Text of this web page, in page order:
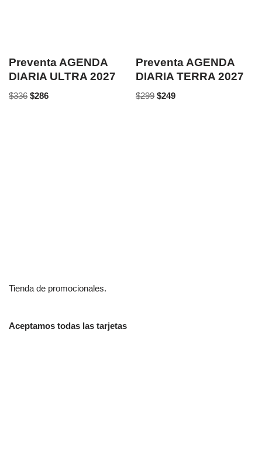
Preventa AGENDA
DIARIA ULTRA 2027
$336 $286
Preventa AGENDA
DIARIA TERRA 2027
$299 $249
Tienda de promocionales.
Aceptamos todas las tarjetas